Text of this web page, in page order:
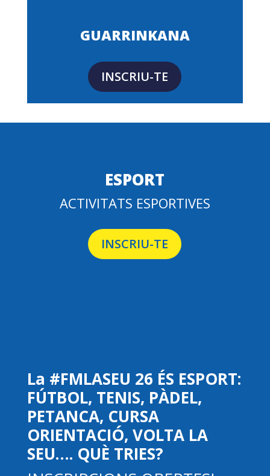
GUARRINKANA
INSCRIU-TE
ESPORT
ACTIVITATS ESPORTIVES
INSCRIU-TE
La #FMLASEU 26 ÉS ESPORT:
FÚTBOL, TENIS, PÀDEL,
PETANCA, CURSA
ORIENTACIÓ, VOLTA LA
SEU…. QUÈ TRIES?